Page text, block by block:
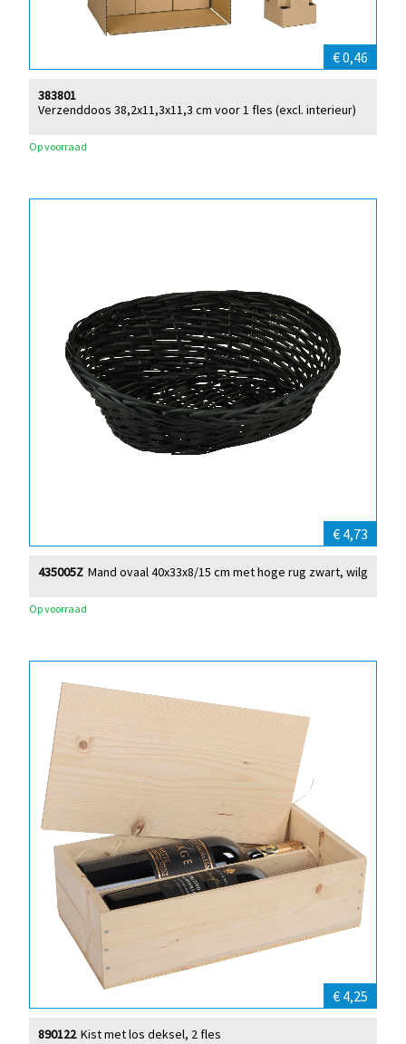
€ 0,46
Verzenddoos 38,2x11,3x11,3 cm voor 1 fles (excl. interieur)
383801
Op voorraad
€ 4,73
Mand ovaal 40x33x8/15 cm met hoge rug zwart, wilg
435005Z
Op voorraad
€ 4,25
Kist met los deksel, 2 fles
890122